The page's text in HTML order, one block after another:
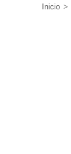
Inicio >